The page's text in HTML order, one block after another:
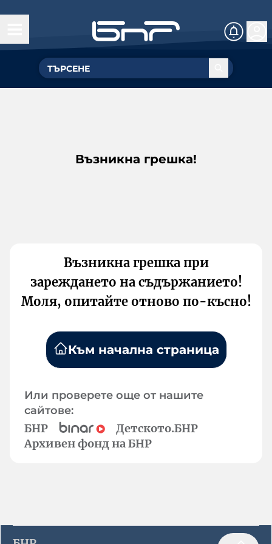
Възникна грешка!
Възникна грешка при
зареждането на съдържанието!
Моля, опитайте отново по-късно!
Към начална страница
Или проверете още от нашите
сайтове:
БНР
Детското.БНР
Архивен фонд на БНР